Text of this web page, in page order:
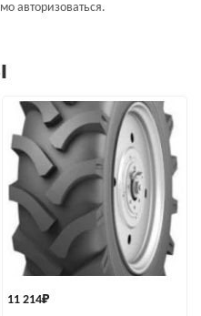
авторизоваться.
11 214₽